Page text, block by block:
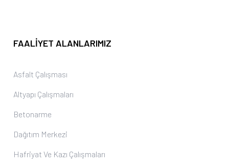
FAALIYET ALANLARIMIZ
Asfalt Çalışması
Altyapı Çalışmaları
Betonarme
Dağıtım Merkezi
Hafriyat Ve Kazı Çalışmaları